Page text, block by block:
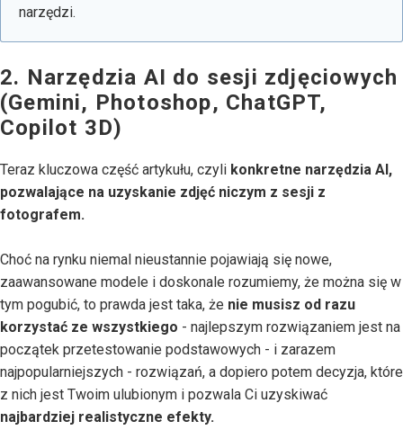
narzędzi.
2. Narzędzia AI do sesji zdjęciowych
(Gemini, Photoshop, ChatGPT,
Copilot 3D)
Teraz kluczowa część artykułu, czyli konkretne narzędzia AI,
pozwalające na uzyskanie zdjęć niczym z sesji z
fotografem.
Choć na rynku niemal nieustannie pojawiają się nowe,
zaawansowane modele i doskonale rozumiemy, że można się w
tym pogubić, to prawda jest taka, że nie musisz od razu
korzystać ze wszystkiego - najlepszym rozwiązaniem jest na
początek przetestowanie podstawowych - i zarazem
najpopularniejszych - rozwiązań, a dopiero potem decyzja, które
z nich jest Twoim ulubionym i pozwala Ci uzyskiwać
najbardziej realistyczne efekty.